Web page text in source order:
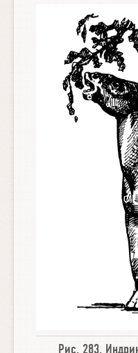
Рис. 283.